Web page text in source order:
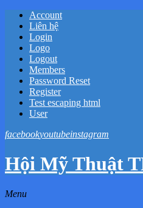
Account
Liên hệ
Login
Logo
Logout
Members
Password Reset
Register
Test escaping html
User
facebookyoutubeinstagram
Hội Mỹ Thuật
Menu